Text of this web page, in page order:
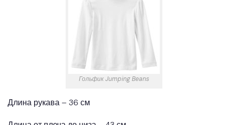
Гольфик Jumping Beans
Длина рукава – 36 см